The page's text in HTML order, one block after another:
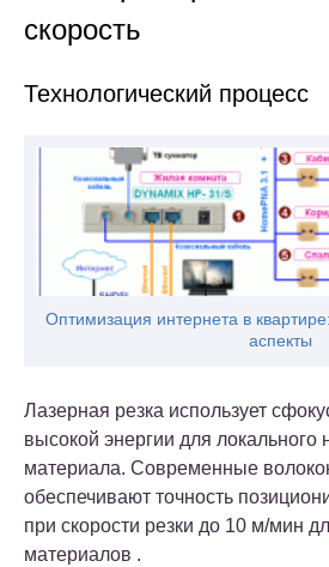
скорость
Технологический процесс
Оптимизация интернета в
аспекты
Лазерная резка использует
высокой энергии для локального
материала. Современные
обеспечивают точность
при скорости резки до 10 м/мин
материалов .